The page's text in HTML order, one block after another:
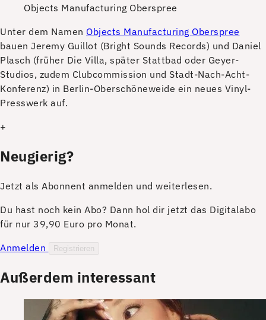
Objects Manufacturing Oberspree
Unter dem Namen Objects Manufacturing Oberspree
bauen Jeremy Guillot (Bright Sounds Records) und Daniel
Plasch (früher Die Villa, später Stattbad oder Geyer-
Studios, zudem Clubcommission und Stadt-Nach-Acht-
Konferenz) in Berlin-Oberschöneweide ein neues Vinyl-
Presswerk auf.
+
Neugierig?
Jetzt als Abonnent anmelden und weiterlesen.
Du hast noch kein Abo? Dann hol dir jetzt das Digitalabo
für nur 39,90 Euro pro Monat.
Anmelden
Registrieren
Außerdem interessant